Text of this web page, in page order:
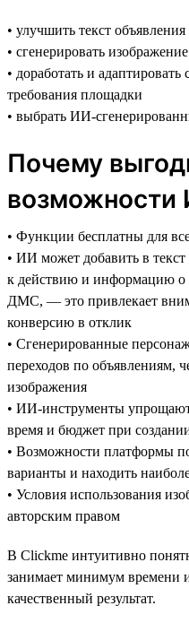
• улучшить текст
• сгенерировать
• доработать и
требования площадки
• выбрать ИИ-
Почему
возможности
• Функции бесплатны для
• ИИ может добавить в
к действию и информацию о
ДМС, — это привлекает
конверсию в отклик
• Сгенерированные
переходов по объявлениям,
изображения
• ИИ-инструменты
время и бюджет при
• Возможности платформы
варианты и находить
• Условия использования
авторским правом
В Clickme интуитивно
занимает минимум времени
качественный результат.